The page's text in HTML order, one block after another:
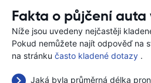
Fakta o půjčení auta
Níže jsou uvedeny nejčastěji
Pokud nemůžete najít odpověď na
na stránku často kladené dotazy .
Jaká byla průměrná délka